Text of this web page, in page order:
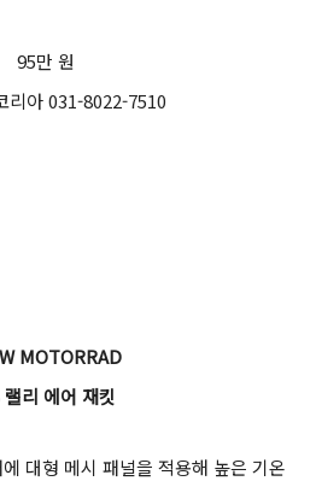
95만 원
리아 031-8022-7510
MOTORRAD
리 에어 재킷
대형 메시 패널을 적용해 높은 기온